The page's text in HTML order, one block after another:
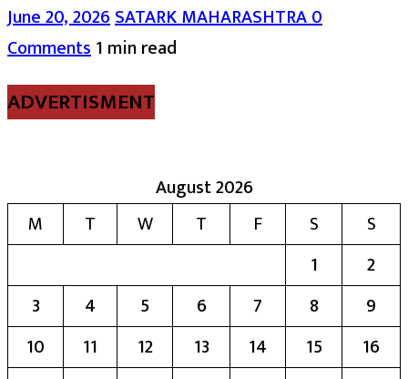
June 20, 2026SATARK MAHARASHTRA0
Comments1 min read
ADVERTISMENT
August 2026
M
T W T F S
S
1
2
3
4 5 6 7 8
9
10
11 12 13 14 15
16